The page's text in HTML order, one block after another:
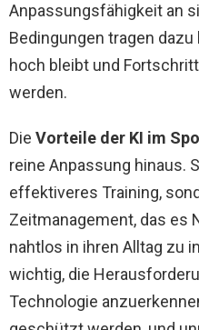
Anpassungsfähigkeit an
Bedingungen tragen
hoch bleibt und
werden.
Die Vorteile der KI im
reine Anpassung hinaus.
effektiveres Training,
Zeitmanagement, das es
nahtlos in ihren Alltag zu
wichtig, die
Technologie